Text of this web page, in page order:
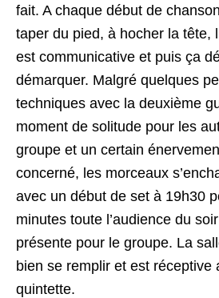
fait. A chaque début de
taper du pied, à hocher la tête,
est communicative et puis ça
démarquer. Malgré quelques
techniques avec la deuxième
moment de solitude pour les
groupe et un certain
concerné, les morceaux
avec un début de set à 19h30
minutes toute l’audience du
présente pour le groupe. La
bien se remplir et est réceptive
quintette.